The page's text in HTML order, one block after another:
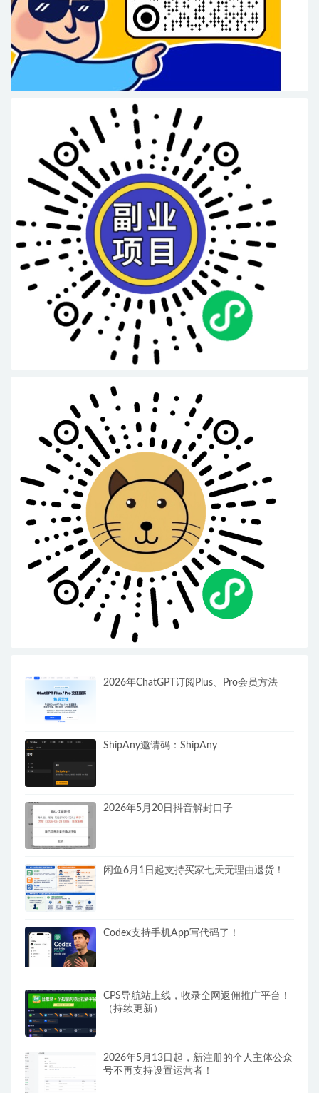
2026年ChatGPT订阅Plus、Pro会员方法
ShipAny邀请码：ShipAny
2026年5月20日抖音解封口子
闲鱼6月1日起支持买家七天无理由退货！
Codex支持手机App写代码了！
CPS导航站上线，收录全网返佣推广平台！
（持续更新）
2026年5月13日起，新注册的个人主体公众
号不再支持设置运营者！